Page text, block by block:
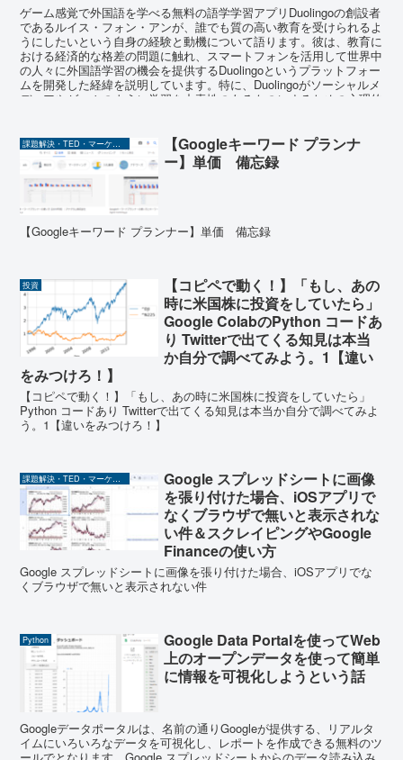
ゲーム感覚で外国語を学べる無料の語学学習アプリDuolingoの創設者
であるルイス・フォン・アンが、誰でも質の高い教育を受けられるよ
うにしたいという自身の経験と動機について語ります。彼は、教育に
おける経済的な格差の問題に触れ、スマートフォンを活用して世界中
の人々に外国語学習の機会を提供するDuolingoというプラットフォー
ムを開発した経緯を説明しています。特に、Duolingoがソーシャルメ
ディアやゲームのように学習を中毒性のあるものにするための心理的
応用可能であるという可能性について述べています。彼の話からは、
テクノロジーを利用して教育へのアクセスを民主化し、貧富にかかわ
らず誰もが学べる社会を目指すという強い意志が伝わってきます。
【Googleキーワード プランナ
ー】単価 備忘録
【Googleキーワード プランナー】単価 備忘録
投資
【コピペで動く！】「もし、あの
時に米国株に投資をしていたら」
Google ColabのPython コードあ
り Twitterで出てくる知見は本当
か自分で調べてみよう。1【違い
をみつけろ！】
【コピペで動く！】「もし、あの時に米国株に投資をしていたら」
Python コードあり Twitterで出てくる知見は本当か自分で調べてみよ
う。1【違いをみつけろ！】
課題解決・TED・マーケティング関係
Google スプレッドシートに画像
を張り付けた場合、iOSアプリで
なくブラウザで無いと表示されな
い件＆スクレイピングやGoogle
Financeの使い方
Google スプレッドシートに画像を張り付けた場合、iOSアプリでな
くブラウザで無いと表示されない件
Python
Google Data Portalを使ってWeb
上のオープンデータを使って簡単
に情報を可視化しようという話
Googleデータポータルは、名前の通りGoogleが提供する、リアルタ
イムにいろいろなデータを可視化し、レポートを作成できる無料のツ
ールでとなります。Google スプレッドシートからのデータ読み込み